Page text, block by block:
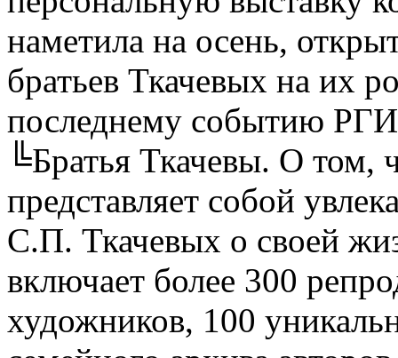
наметила на осень,
братьев Ткачевых на их
последнему событию
╚Братья Ткачевы. О том,
представляет собой
С.П. Ткачевых о своей
включает более 300
художников, 100